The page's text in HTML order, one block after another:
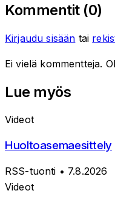
Kommentit (0)
Kirjaudu sisään tai
Ei vielä kommentteja.
Lue myös
Videot
Huoltoasemaesittely
RSS-tuonti • 7.8.2026
Videot